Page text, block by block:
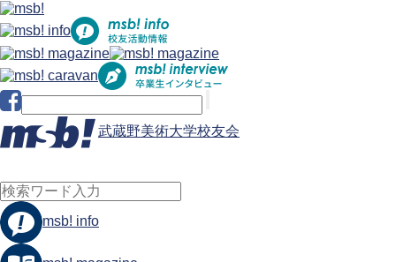
武蔵野美術大学校友会
msb! info